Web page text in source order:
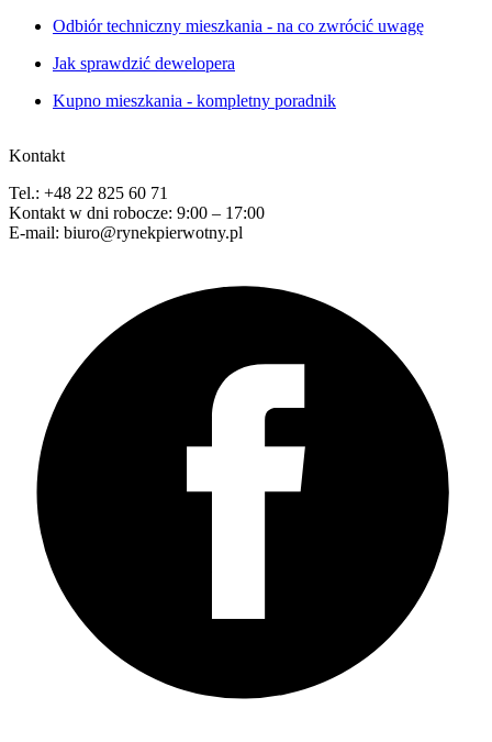
Odbiór techniczny mieszkania - na co zwrócić uwagę
Jak sprawdzić dewelopera
Kupno mieszkania - kompletny poradnik
Kontakt
Tel.: +48 22 825 60 71
Kontakt w dni robocze: 9:00 – 17:00
E-mail: biuro@rynekpierwotny.pl